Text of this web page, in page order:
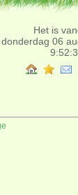
Het is
donderdag 06